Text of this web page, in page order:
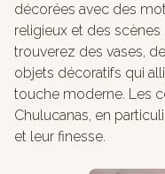
décorées avec des
religieux et des
trouverez des vases,
objets décoratifs qui
touche moderne. Les
Chulucanas, en
et leur finesse.